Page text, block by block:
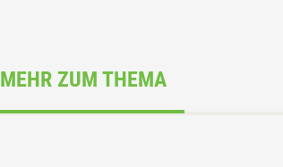
MEHR ZUM THEMA